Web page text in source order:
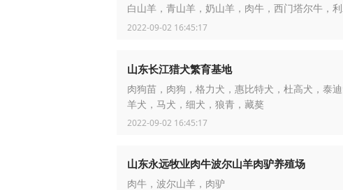
白山羊，青山羊，奶山羊，肉牛，西门塔尔牛，
牛，夏洛来牛
2022-09-02 16:45:17
山东长江猎犬繁育基地
肉狗苗，肉狗，格力犬，惠比特犬，杜高犬，泰
羊犬，马犬，细犬，狼青，藏獒
2022-09-02 16:45:17
山东永远牧业肉牛波尔山羊肉驴养殖场
肉牛，波尔山羊，肉驴